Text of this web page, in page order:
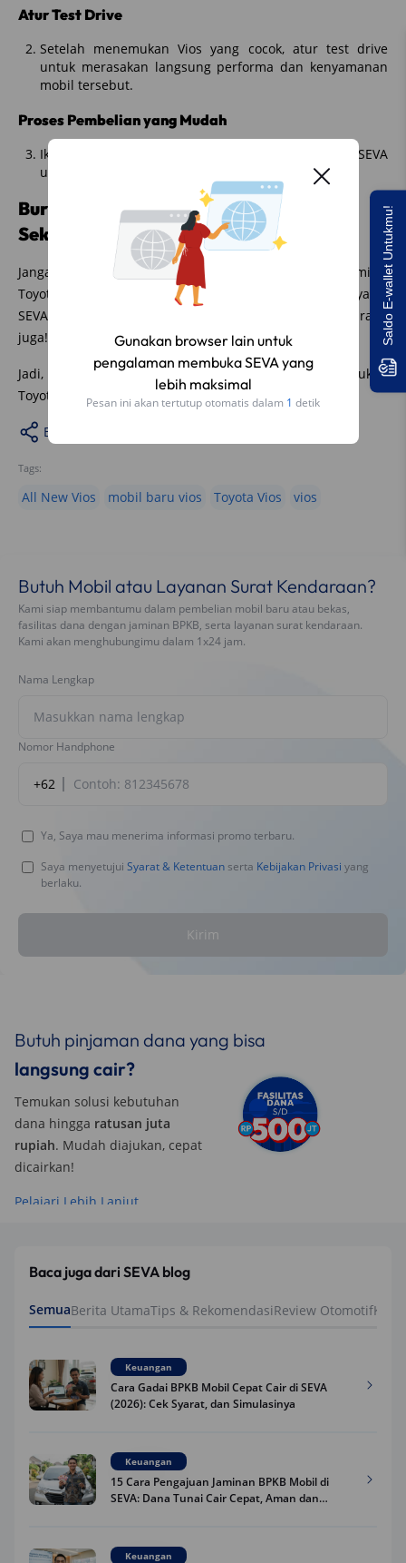
Gunakan browser lain untuk
pengalaman membuka SEVA yang
lebih maksimal
Pesan ini akan tertutup otomatis dalam 1 detik
Atur Test Drive
Setelah menemukan Vios yang cocok, atur test drive
untuk merasakan langsung performa dan kenyamanan
mobil tersebut.
Proses Pembelian yang Mudah
Ikuti proses pembelian yang mudah dan cepat di SEVA
untuk memiliki Toyota Vios impianmu.
Buruan, Dapatkan Vios Impianmu
Sekarang!
Jangan sampai kehabisan kesempatan untuk memiliki
Toyota Vios impianmu dengan harga terjangkau hanya di
SEVA. Klik
untuk melihat koleksi Vios di SEVA sekarang
juga!
Jadi, tunggu apa lagi? Segera kunjungi SEVA dan temukan
Toyota Vios impianmu sekarang juga!
Bagikan
Tags:
All New Vios mobil baru vios Toyota Vios vios
Butuh Mobil atau Layanan Surat Kendaraan?
Kami siap membantumu dalam pembelian mobil baru atau bekas,
fasilitas dana dengan jaminan BPKB, serta layanan surat kendaraan.
Kami akan menghubungimu dalam 1x24 jam.
Nama Lengkap
Nomor Handphone
+62
Ya, Saya mau menerima informasi promo terbaru.
Saya menyetujui Syarat & Ketentuan serta Kebijakan Privasi yang
berlaku.
Kirim
Butuh pinjaman dana yang bisa
langsung cair?
Temukan solusi kebutuhan
dana hingga ratusan juta
rupiah. Mudah diajukan, cepat
dicairkan!
Pelajari Lebih Lanjut
Baca juga dari SEVA blog
SemuaBerita UtamaTips & RekomendasiReview Otomotif
Keuangan
Cara Gadai BPKB Mobil Cepat Cair di SEVA
(2026): Cek Syarat, dan Simulasinya
Keuangan
15 Cara Pengajuan Jaminan BPKB Mobil di
SEVA: Dana Tunai Cair Cepat, Aman dan
Keuangan
Saldo E-wallet Untukmu!